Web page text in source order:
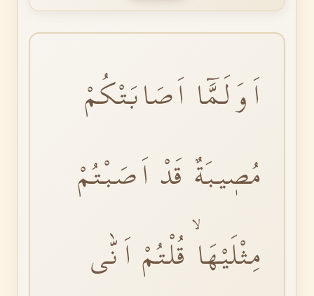
اَوَلَمَّٓا اَصَابَتْكُمْ
مُصٖيبَةٌ قَدْ اَصَبْتُمْ
مِثْلَيْهَاۙ قُلْتُمْ اَنّٰى